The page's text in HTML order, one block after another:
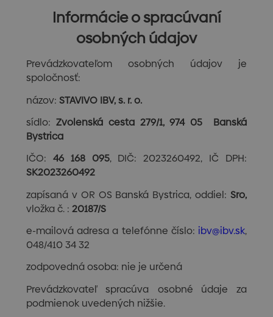
Informácie o spracúvaní
osobných údajov
Prevádzkovateľom osobných údajov je
spoločnosť:
názov:STAVIVO IBV, s. r. o.
sídlo:Zvolenská cesta 279/1, 974 05 Banská
Bystrica
IČO:46 168 095, DIČ: 2023260492, IČ DPH:
SK2023260492
zapísaná v OR OS Banská Bystrica, oddiel: Sro,
vložka č. :20187/S
e-mailová adresa a telefónne číslo: ibv@ibv.sk,
048/410 34 32
zodpovedná osoba: nie je určená
Prevádzkovateľ spracúva osobné údaje za
podmienok uvedených nižšie.